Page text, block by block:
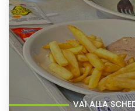
VAI ALLA